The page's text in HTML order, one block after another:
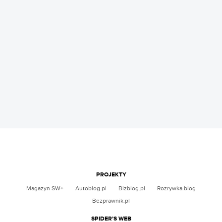
PROJEKTY
Magazyn SW+ Autoblog.pl Bizblog.pl
Rozrywka.blog
Bezprawnik.pl
SPIDER’S WEB